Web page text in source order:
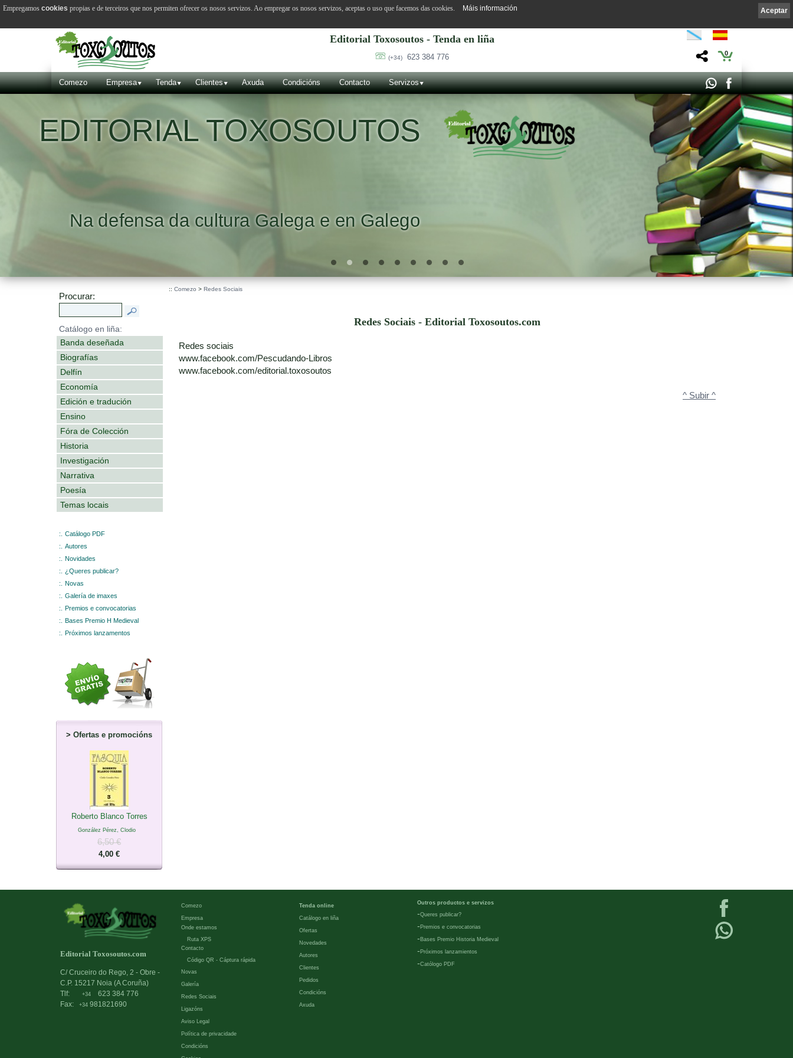
Editorial Toxosoutos - Tenda en liña
(+34) 623 384 776 0
Comezo Empresa Tenda Clientes Axuda Condicións Contacto Servizos
EDITORIAL TOXOSOUTOS
Na defensa da cultura Galega e en Galego
Procurar:
Catálogo en liña:
Banda deseñada
Biografías
Delfín
Economía
Edición e tradución
Ensino
Fóra de Colección
Historia
Investigación
Narrativa
Poesía
Temas locais
:.
Catálogo PDF
:.
Autores
:.
Novidades
:.
¿Queres publicar?
:.
Novas
:.
Galería de imaxes
:.
Premios e convocatorias
:.
Bases Premio H Medieval
:.
Próximos lanzamentos
> Ofertas e promocións
Roberto Blanco Torres
González Pérez, Clodio
6,50 €
4,00 €
:: Comezo > Redes Sociais
Redes Sociais - Editorial Toxosoutos.com
Redes sociais
www.facebook.com/Pescudando-Libros
www.facebook.com/editorial.toxosoutos
^ Subir ^
Editorial Toxosoutos.com
C/ Cruceiro do Rego, 2 - Obre -
C.P. 15217 Noia (A Coruña)
Tlf:
+34
623 384 776
Fax:
+34 981821690
Comezo
Empresa
Onde estamos
Ruta XPS
Contacto
Código QR - Cáptura rápida
Novas
Galería
Redes Sociais
Ligazóns
Aviso Legal
Política de privacidade
Condicións
Tenda online
Catálogo en liña
Ofertas
Novedades
Autores
Clientes
Pedidos
Condicións
Axuda
Outros productos e servizos
-Queres publicar?
- Premios e convocatorias
- Bases Premio Historia Medieval
- Próximos lanzamientos
-Católogo PDF
Aceptar
Empregamos cookies propias e de terceiros que nos permiten ofrecer os nosos servizos. Ao empregar os nosos servizos, aceptas o uso que facemos das cookies. Máis información